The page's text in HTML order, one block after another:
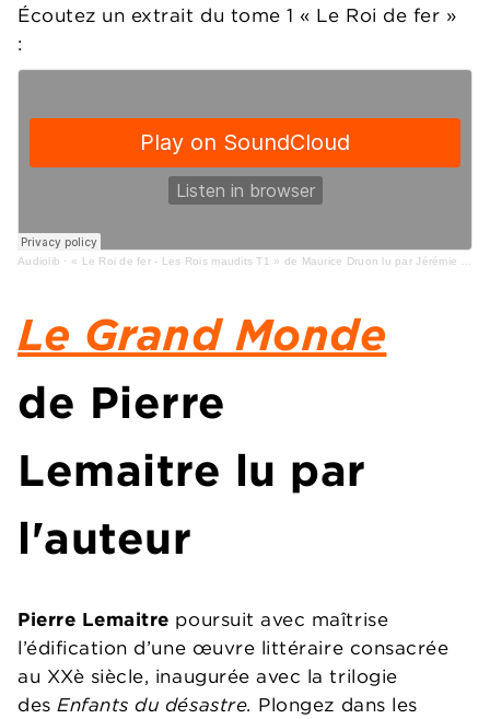
Écoutez un extrait du tome 1 « Le Roi de fer »
:
Audiolib · « Le Roi de fer - Les Rois maudits T1 » de Maurice Druon lu par Jérémie Covillault
Le Grand Monde
de Pierre
Lemaitre lu par
l'auteur
Pierre Lemaitre poursuit avec maîtrise
l’édification d’une œuvre littéraire consacrée
au XXè siècle, inaugurée avec la trilogie
desEnfants du désastre. Plongez dans les